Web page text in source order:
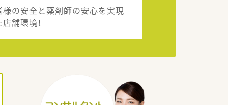
様の安全と薬剤師の安心を実現
店舗環境！